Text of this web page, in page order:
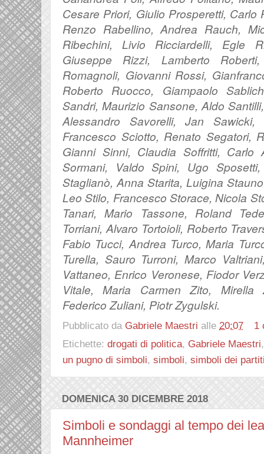
Cesare Priori, Giulio Prosperetti, Carlo
Renzo Rabellino, Andrea Rauch,
Ribechini, Livio Ricciardelli, Egle
Giuseppe Rizzi, Lamberto
Romagnoli, Giovanni Rossi,
Roberto Ruocco, Giampaolo
Sandri, Maurizio Sansone, Aldo
Alessandro Savorelli, Jan Sawicki,
Francesco Sciotto, Renato Segatori,
Gianni Sinni, Claudia Soffritti, Carlo
Sormani, Valdo Spini, Ugo
Staglianò, Anna Starita, Luigina
Leo Stilo, Francesco Storace, Nicola
Tanari, Mario Tassone, Roland
Torriani, Alvaro Tortoioli, Roberto
Fabio Tucci, Andrea Turco, Maria
Turella, Sauro Turroni, Marco
Vattaneo, Enrico Veronese, Fiodor
Vitale, Maria Carmen Zito, Mirella
Federico Zuliani, Piotr Zygulski.
Pubblicato da Gabriele Maestri alle 20:07
1
Etichette: drogati di politica, Gabriele Maestri
un pugno di simboli, simboli, simboli dei
DOMENICA 30 DICEMBRE 2018
Simboli e sondaggi al tempo dei
Mannheimer